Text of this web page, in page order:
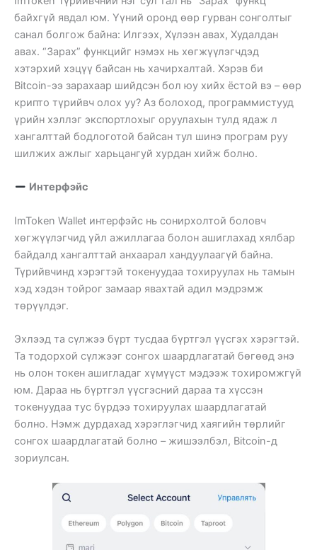
байхгүй явдал юм. Үүний оронд өөр гурван сонголтыг
санал болгож байна: Илгээх, Хүлээн авах, Худалдан
авах. “Зарах” функцийг нэмэх нь хөгжүүлэгчдэд
хэтэрхий хэцүү байсан нь хачирхалтай. Хэрэв би
Bitcoin-ээ зарахаар шийдсэн бол юу хийх ёстой вэ – өөр
крипто түрийвч олох уу? Аз болоход, программистууд
үрийн хэллэг экспортлохыг оруулахын тулд ядаж л
хангалттай бодлоготой байсан тул шинэ програм руу
шилжих ажлыг харьцангуй хурдан хийж болно.
Интерфэйс
ImToken Wallet интерфэйс нь сонирхолтой боловч
хөгжүүлэгчид үйл ажиллагаа болон ашиглахад хялбар
байдалд хангалттай анхаарал хандуулаагүй байна.
Түрийвчинд хэрэгтэй токенуудаа тохируулах нь тамын
хэд хэдэн тойрог замаар явахтай адил мэдрэмж
төрүүлдэг.
Эхлээд та сүлжээ бүрт тусдаа бүртгэл үүсгэх хэрэгтэй.
Та тодорхой сүлжээг сонгох шаардлагатай бөгөөд энэ
нь олон токен ашигладаг хүмүүст мэдээж тохиромжгүй
юм. Дараа нь бүртгэл үүсгэсний дараа та хүссэн
токенуудаа тус бүрдээ тохируулах шаардлагатай
болно. Нэмж дурдахад хэрэглэгчид хаягийн төрлийг
сонгох шаардлагатай болно – жишээлбэл, Bitcoin-д
зориулсан.